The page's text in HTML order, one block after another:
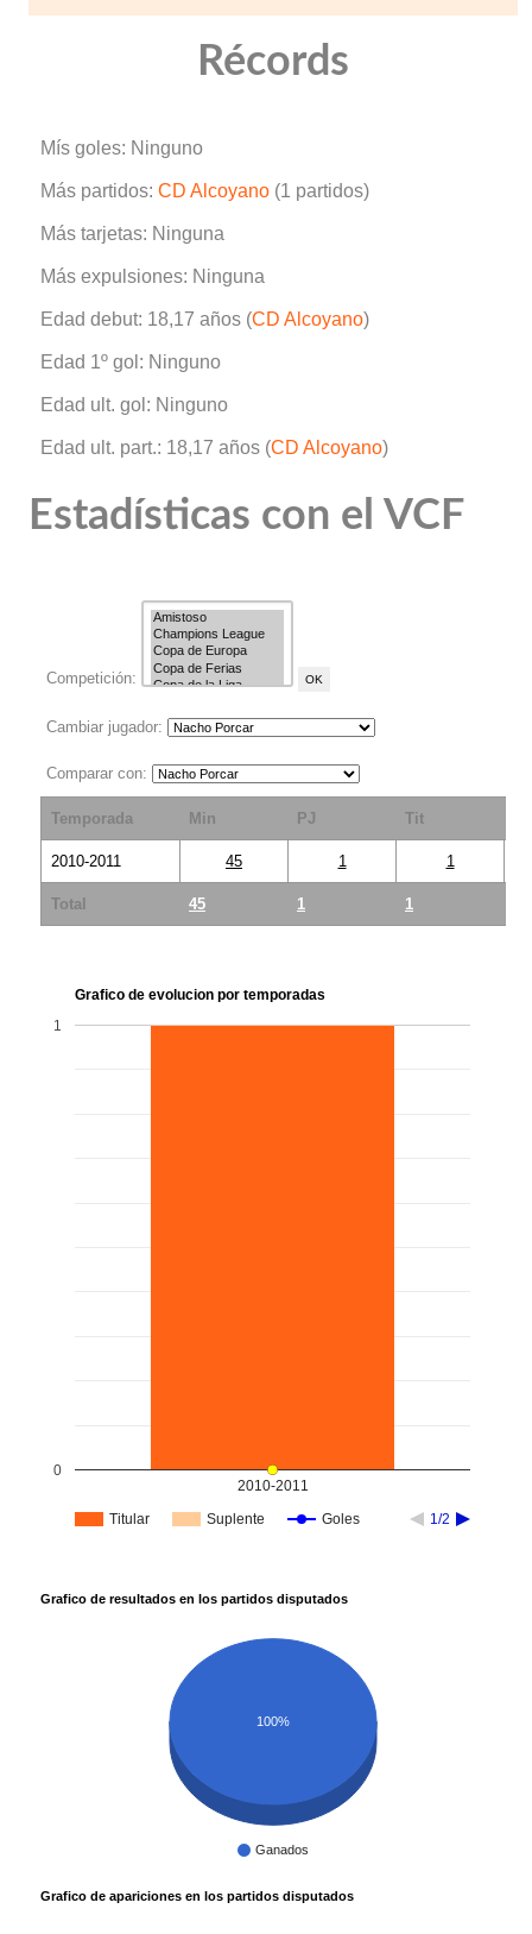
Récords
Mís goles: Ninguno
Más partidos: CD Alcoyano (1 partidos)
Más tarjetas: Ninguna
Más expulsiones: Ninguna
Edad debut: 18,17 años (CD Alcoyano)
Edad 1º gol: Ninguno
Edad ult. gol: Ninguno
Edad ult. part.: 18,17 años (CD Alcoyano)
Estadísticas con el VCF
Competición:
Cambiar jugador:
Comparar con:
Temporada Min PJ Tit
2010-2011 45 1 1
Total 45 1 1
Grafico de evolucion por temporadas
Titular Suplente Goles 1/2
2010-2011
0
1
Grafico de resultados en los partidos disputados
Ganados
100%
Grafico de apariciones en los partidos disputados